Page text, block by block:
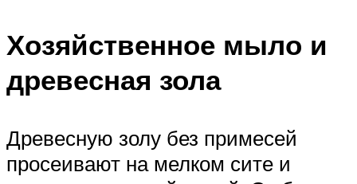
Хозяйственное мыло и
древесная зола
Древесную золу без примесей
просеивают на мелком сите и